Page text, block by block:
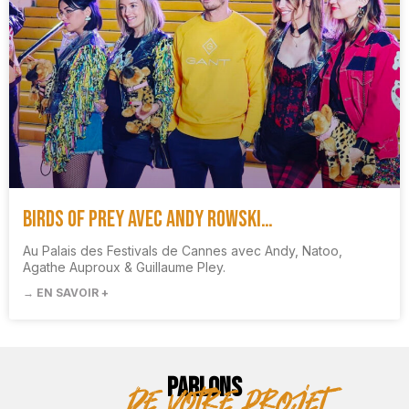
Birds of Prey avec Andy Rowski…
Au Palais des Festivals de Cannes avec Andy, Natoo,
Agathe Auproux & Guillaume Pley.
→ EN SAVOIR +
PARLONS